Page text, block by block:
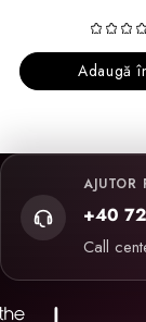
Adaugă
AJUTOR
+40
Call